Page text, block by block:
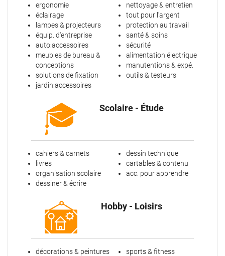
ergonomie
éclairage
lampes & projecteurs
équip. d'entreprise
auto:accessoires
meubles de bureau &
conceptions
solutions de fixation
jardin:accessoires
nettoyage & entretien
tout pour l'argent
protection au travail
santé & soins
sécurité
alimentation électrique
manutentions & expé.
outils & testeurs
Scolaire - Étude
cahiers & carnets
livres
organisation scolaire
dessiner & écrire
dessin technique
cartables & contenu
acc. pour apprendre
Hobby - Loisirs
décorations & peintures
sports & fitness